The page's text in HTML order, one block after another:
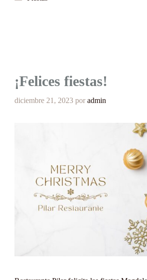
¡Felices fiestas!
diciembre 21, 2023 por admin